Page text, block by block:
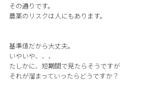
その通りです。
農薬のリスクは人にもあります。
基準値だから大丈夫。
いやいや、、、
たしかに、短期間で見たらそうですが
それが溜まっていったらどうですか？